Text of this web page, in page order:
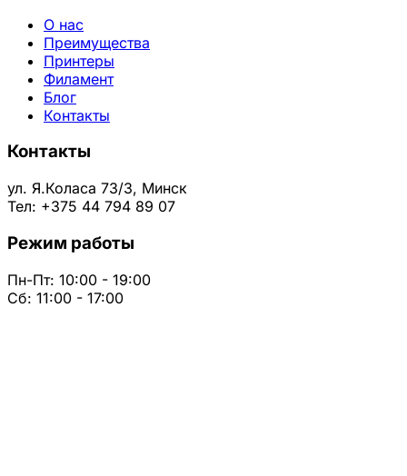
О нас
Преимущества
Принтеры
Филамент
Блог
Контакты
Контакты
ул. Я.Коласа 73/3, Минск
Тел: +375 44 794 89 07
Режим работы
Пн-Пт: 10:00 - 19:00
Сб: 11:00 - 17:00